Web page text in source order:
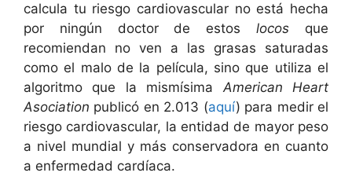
calcula tu riesgo cardiovascular no está hecha
por ningún doctor de estoslocos que
recomiendan no ven a las grasas saturadas
como el malo de la película, sino que utiliza el
algoritmo que la mismísima American Heart
Asociation publicó en 2.013 (aquí) para medir el
riesgo cardiovascular, la entidad de mayor peso
a nivel mundial y más conservadora en cuanto
a enfermedad cardíaca.